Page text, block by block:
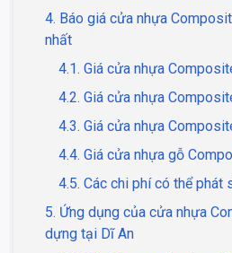
4. Báo giá cửa nhựa
nhất
4.1. Giá cửa nhựa
4.2. Giá cửa nhựa
4.3. Giá cửa nhựa
4.4. Giá cửa nhựa gỗ
4.5. Các chi phí có thể phát
5. Ứng dụng của cửa nhựa
dựng tại Dĩ An